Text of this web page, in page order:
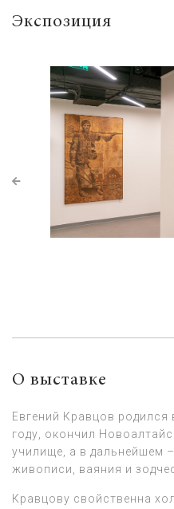
Экспозиция
О выставке
Евгений Кравцов родился
году, окончил
училище, а в дальнейшем
живописи, ваяния и
Кравцову свойственна